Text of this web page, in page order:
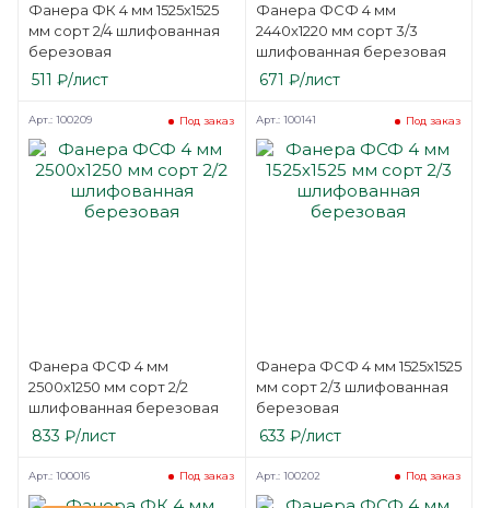
Фанера ФК 4 мм 1525х1525
мм сорт 2/4 шлифованная
березовая
511 ₽/лист
Фанера ФСФ 4 мм
2440х1220 мм сорт 3/3
шлифованная березовая
671 ₽/лист
Фанера ФСФ 4 мм
2500х1250 мм сорт 2/2
шлифованная березовая
Под заказ
Арт.: 100209
833 ₽/лист
Фанера ФСФ 4 мм 1525х1525
мм сорт 2/3 шлифованная
березовая
Под заказ
Арт.: 100141
633 ₽/лист
Под заказ
Арт.: 100016 Под заказ
Арт.: 100202